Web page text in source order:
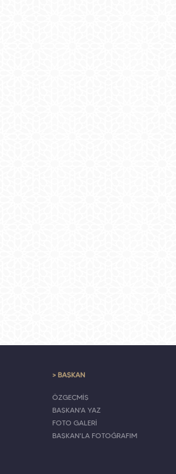
> BAŞKAN
ÖZGEÇMİŞ
BAŞKAN'A YAZ
FOTO GALERİ
BAŞKAN'LA FOTOĞRAFIM